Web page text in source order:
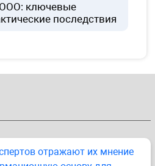
ключевые
последствия
отражают их мнение